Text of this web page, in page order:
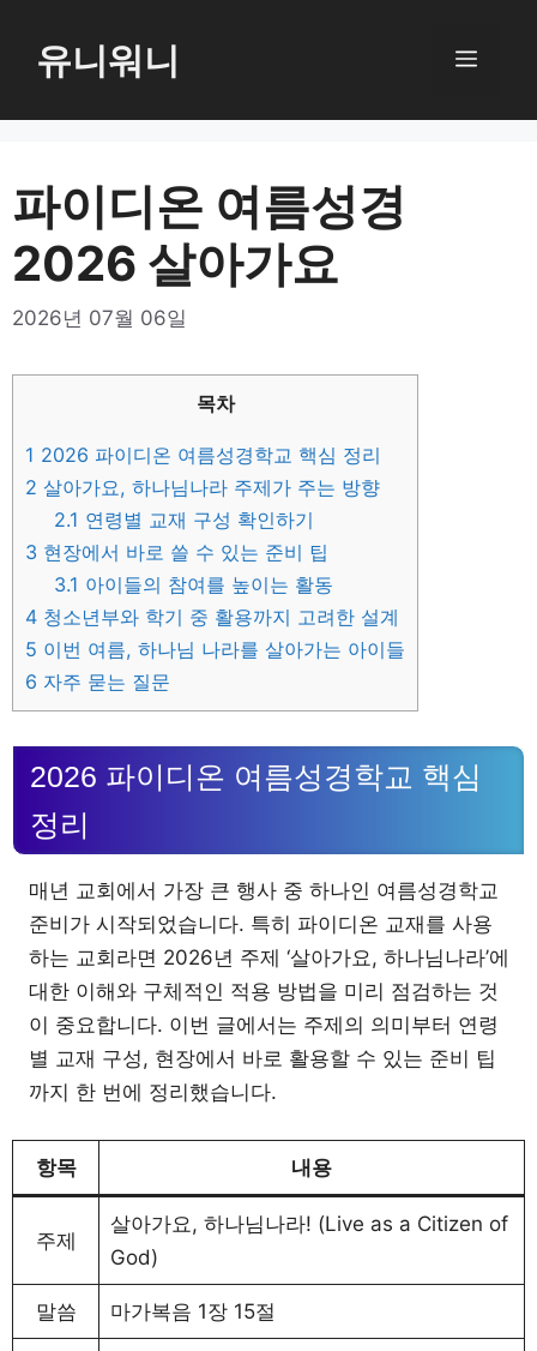
로
너
뛰
기
유니워니 메
파이디온 여름성경
2026 살아가요
2026년 07월 06일
목차
1 2026 파이디온 여름성경학교 핵심 정리
2 살아가요, 하나님나라 주제가 주는 방향
2.1 연령별 교재 구성 확인하기
3 현장에서 바로 쓸 수 있는 준비 팁
3.1 아이들의 참여를 높이는 활동
4 청소년부와 학기 중 활용까지 고려한 설계
5 이번 여름, 하나님 나라를 살아가는 아이들
6 자주 묻는 질문
2026 파이디온 여름성경학교 핵심
정리
매년 교회에서 가장 큰 행사 중 하나인 여름성경학교
준비가 시작되었습니다. 특히 파이디온 교재를 사용
하는 교회라면 2026년 주제 ‘살아가요, 하나님나라’에
대한 이해와 구체적인 적용 방법을 미리 점검하는 것
이 중요합니다. 이번 글에서는 주제의 의미부터 연령
별 교재 구성, 현장에서 바로 활용할 수 있는 준비 팁
까지 한 번에 정리했습니다.
항목 내용
주제
살아가요, 하나님나라! (Live as a Citizen of
God)
말씀 마가복음 1장 15절